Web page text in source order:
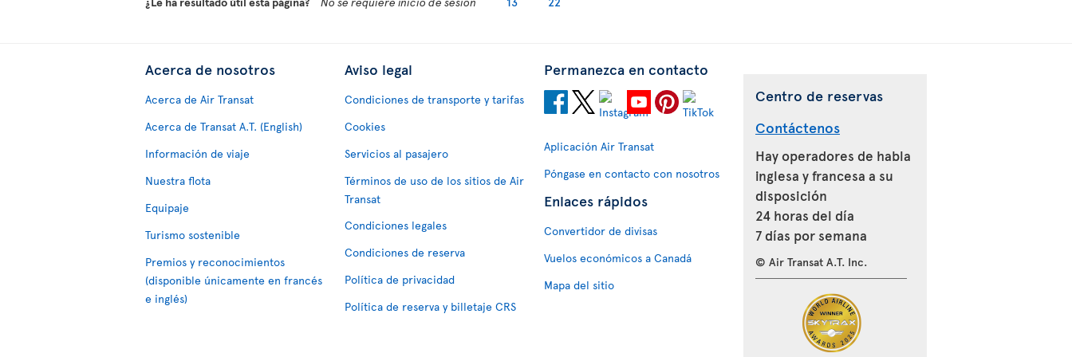
Acerca de nosotros
Acerca de Air Transat
Acerca de Transat A.T. (English)
Información de viaje
Nuestra flota
Equipaje
Turismo sostenible
Premios y reconocimientos
(disponible únicamente en francés
e inglés)
Aviso legal
Condiciones de transporte y tarifas
Cookies
Servicios al pasajero
Términos de uso de los sitios de Air
Transat
Condiciones legales
Condiciones de reserva
Política de privacidad
Política de reserva y billetaje CRS
Permanezca en contacto
Aplicación Air Transat
Póngase en contacto con nosotros
Enlaces rápidos
Convertidor de divisas
Vuelos económicos a Canadá
Mapa del sitio
Centro de reservas
Contáctenos
Hay operadores de habla
inglesa y francesa a su
disposición
24 horas del día
7 días por semana
© Air Transat A.T. Inc.